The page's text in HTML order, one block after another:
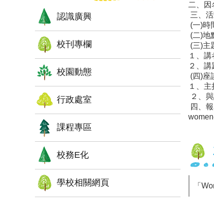
認識廣興
校刊專欄
校園動態
行政處室
課程專區
校務E化
學校相關網頁
二、因
三、
(一)時
(二)地
(三)主
１、
２、
(四)座
１、
２、
四、
「